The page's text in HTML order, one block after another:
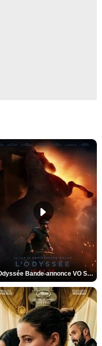
L'Odyssée Bande-annonce VO STFR